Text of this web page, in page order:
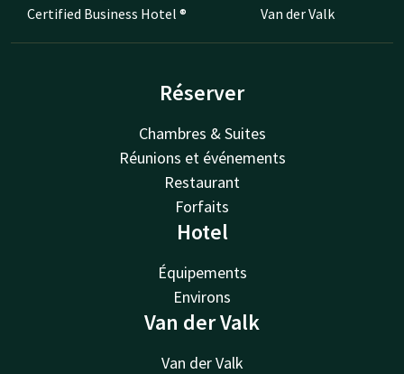
Certified Business Hotel ® Van der Valk
Réserver
Chambres & Suites
Réunions et événements
Restaurant
Forfaits
Hotel
Équipements
Environs
Van der Valk
Van der Valk